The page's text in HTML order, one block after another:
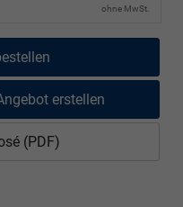
ohne MwSt.
erstellen
(PDF)